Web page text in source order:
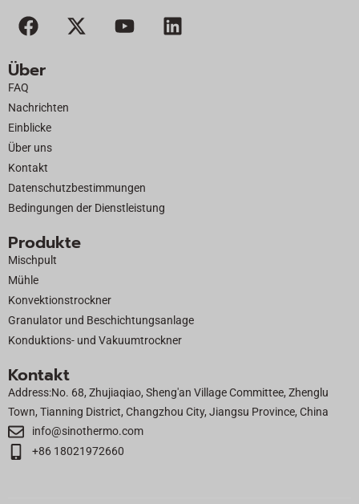
F
a
e
b
o
o
k
X
-
Y
o
L
i
Über
FAQ
Nachrichten
Einblicke
Über uns
Kontakt
Datenschutzbestimmungen
Bedingungen der Dienstleistung
Produkte
Mischpult
Mühle
Konvektionstrockner
Granulator und Beschichtungsanlage
Konduktions- und Vakuumtrockner
Kontakt
Address:No. 68, Zhujiaqiao, Sheng'an Village Committee, Zhenglu
Town, Tianning District, Changzhou City, Jiangsu Province, China
info@sinothermo.com
+86 18021972660